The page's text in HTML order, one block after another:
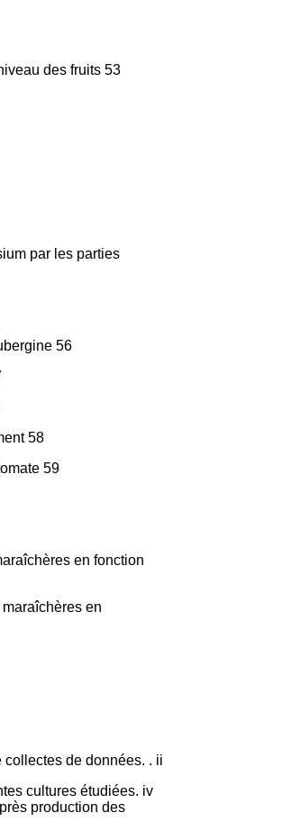
des fruits 53
par les parties
56
58
59
en fonction
en
de données. . ii
cultures étudiées. iv
production des